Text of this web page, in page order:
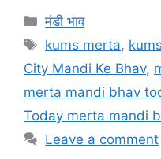
c
e
b
o
o
k
st
o
d
o
n
l
e
Categories
मंडी भाव
Tags
kums merta,
City Mandi Ke Bhav,
merta mandi bhav
Today merta mandi
Leave a comment